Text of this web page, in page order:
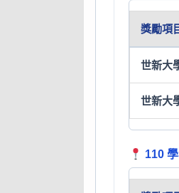
獎勵項
世新大
世新大
110